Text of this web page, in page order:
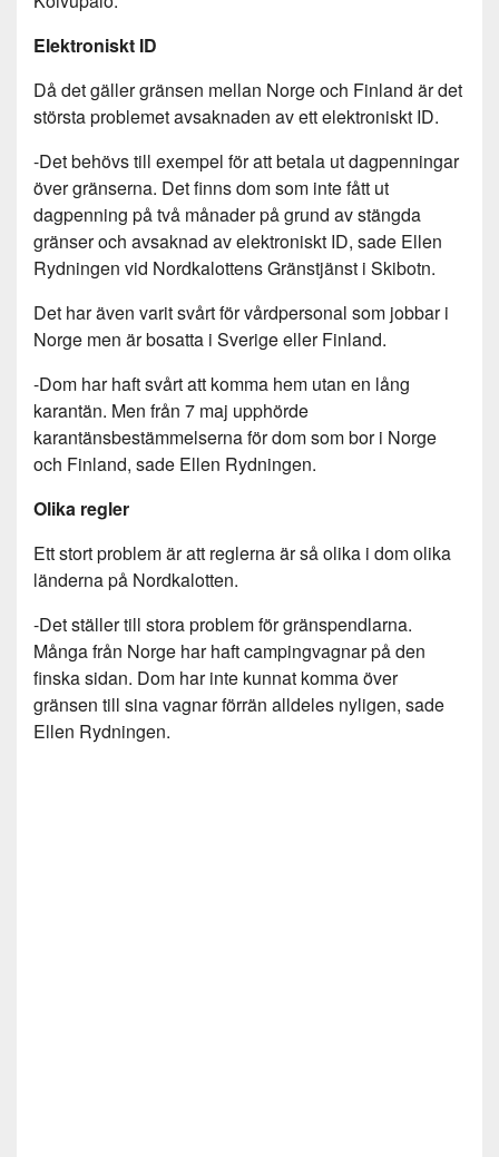
Elektroniskt ID
Då det gäller gränsen mellan Norge och Finland är det
största problemet avsaknaden av ett elektroniskt ID.
-Det behövs till exempel för att betala ut dagpenningar
över gränserna. Det finns dom som inte fått ut
dagpenning på två månader på grund av stängda
gränser och avsaknad av elektroniskt ID, sade Ellen
Rydningen vid Nordkalottens Gränstjänst i Skibotn.
Det har även varit svårt för vårdpersonal som jobbar i
Norge men är bosatta i Sverige eller Finland.
-Dom har haft svårt att komma hem utan en lång
karantän. Men från 7 maj upphörde
karantänsbestämmelserna för dom som bor i Norge
och Finland, sade Ellen Rydningen.
Olika regler
Ett stort problem är att reglerna är så olika i dom olika
länderna på Nordkalotten.
-Det ställer till stora problem för gränspendlarna.
Många från Norge har haft campingvagnar på den
finska sidan. Dom har inte kunnat komma över
gränsen till sina vagnar förrän alldeles nyligen, sade
Ellen Rydningen.